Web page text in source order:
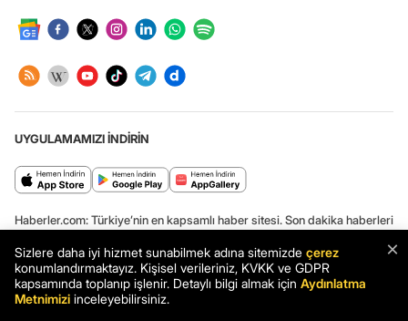
UYGULAMAMIZI İNDİRİN
Haberler.com: Türkiye’nin en kapsamlı haber sitesi. Son dakika haberleri
ve en güncel gelişmeler Haberler.com’da.
Haber: Ümit Özdağ: İran'dan göç olması durumunda TSK İran içinde
×
Sizlere daha iyi hizmet sunabilmek adına sitemizde çerez
konumlandırmaktayız. Kişisel verileriniz, KVKK ve GDPR
kapsamında toplanıp işlenir. Detaylı bilgi almak için Aydınlatma
Metnimizi inceleyebilirsiniz.